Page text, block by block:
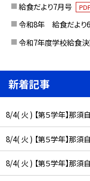
給食だより7月号
令和8年 給食だより
令和7年度学校給食
新着記事
8/4( 火 ) 【第５学年】那須
8/4( 火 ) 【第５学年】那須
8/4( 火 ) 【第５学年】那須